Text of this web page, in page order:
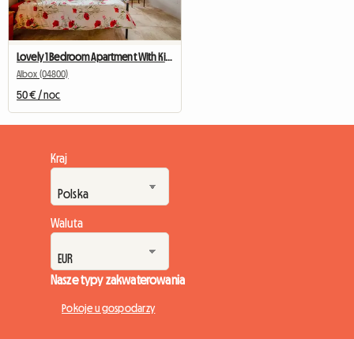
Lovely 1 Bedroom Apartment With Kitchen And Pool
Albox (04800)
50 € / noc
Kraj
Waluta
Nasze typy zakwaterowania
Pokoje u gospodarzy